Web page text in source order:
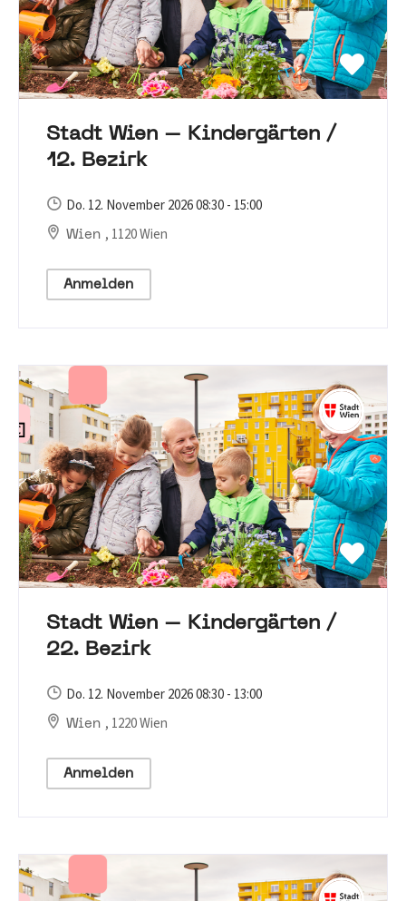
Stadt Wien – Kindergärten /
12. Bezirk
Do. 12. November 2026 08:30 - 15:00
Wien , 1120 Wien
Anmelden
Stadt Wien – Kindergärten /
22. Bezirk
Do. 12. November 2026 08:30 - 13:00
Wien , 1220 Wien
Anmelden